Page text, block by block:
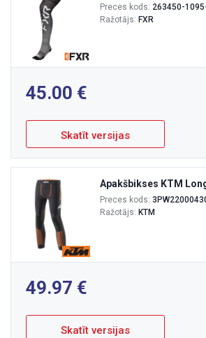
Preces kods: 263450-
Ražotājs: FXR
45.00
Skatīt versijas
Apakšbikses KTM
Preces kods:
Ražotājs: KTM
49.97
Skatīt versijas